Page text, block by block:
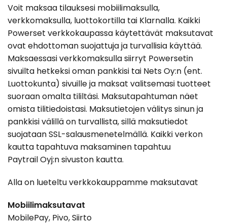
Voit maksaa tilauksesi mobiilimaksulla,
verkkomaksulla, luottokortilla tai Klarnalla. Kaikki
Powerset verkkokaupassa käytettävät maksutavat
ovat ehdottoman suojattuja ja turvallisia käyttää.
Maksaessasi verkkomaksulla siirryt Powersetin
sivuilta hetkeksi oman pankkisi tai Nets Oy:n (ent.
Luottokunta) sivuille ja maksat valitsemasi tuotteet
suoraan omalta tililtäsi. Maksutapahtuman näet
omista tilitiedoistasi. Maksutietojen välitys sinun ja
pankkisi välillä on turvallista, sillä maksutiedot
suojataan SSL-salausmenetelmällä. Kaikki verkon
kautta tapahtuva maksaminen tapahtuu
Paytrail Oyj:n sivuston kautta.
Alla on lueteltu verkkokauppamme maksutavat
Mobiilimaksutavat
MobilePay, Pivo, Siirto